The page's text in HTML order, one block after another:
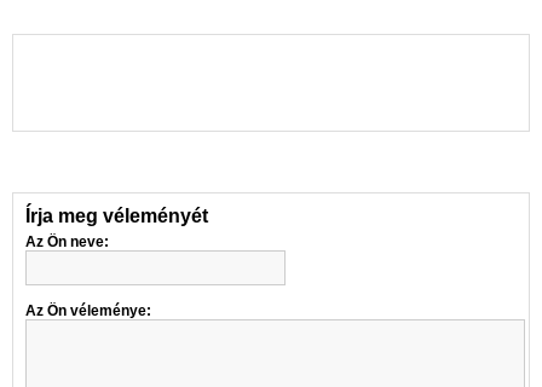
Írja meg véleményét
Az Ön neve:
Az Ön véleménye: